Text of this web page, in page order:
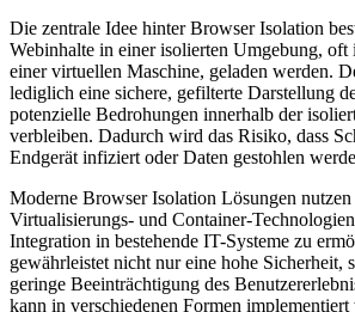
Die zentrale Idee hinter Browser Isolation
Webinhalte in einer isolierten Umgebung, oft
einer virtuellen Maschine, geladen werden.
lediglich eine sichere, gefilterte Darstellung
potenzielle Bedrohungen innerhalb der
verbleiben. Dadurch wird das Risiko, dass
Endgerät infiziert oder Daten gestohlen
Moderne Browser Isolation Lösungen
Virtualisierungs- und Container-
Integration in bestehende IT-Systeme zu
gewährleistet nicht nur eine hohe Sicherheit,
geringe Beeinträchtigung des
kann in verschiedenen Formen